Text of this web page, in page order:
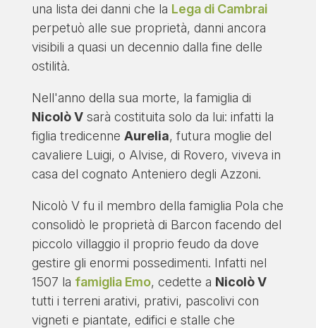
una lista dei danni che la Lega di Cambrai
perpetuò alle sue proprietà, danni ancora
visibili a quasi un decennio dalla fine delle
ostilità.
Nell'anno della sua morte, la famiglia di
Nicolò Vsarà costituita solo da lui: infatti la
figlia tredicenne Aurelia, futura moglie del
cavaliere Luigi, o Alvise, di Rovero, viveva in
casa del cognato Anteniero degli Azzoni.
Nicolò V fu il membro della famiglia Pola che
consolidò le proprietà di Barcon facendo del
piccolo villaggio il proprio feudo da dove
gestire gli enormi possedimenti. Infatti nel
1507 la famiglia Emo, cedette a Nicolò V
tutti i terreni arativi, prativi, pascolivi con
vigneti e piantate, edifici e stalle che